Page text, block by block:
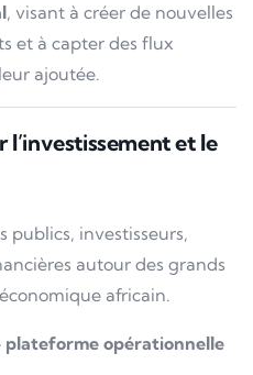
, visant à créer de nouvelles
et à capter des flux
ajoutée.
et le
publics, investisseurs,
autour des grands
africain.
plateforme opérationnelle